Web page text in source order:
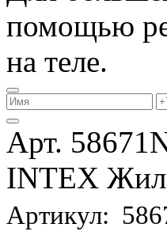
помощью
на теле.
Арт.
INTEX
Артикул: